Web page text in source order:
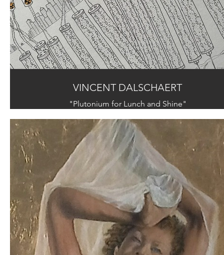
VINCENT DALSCHAERT
"Plutonium for Lunch and Shine"